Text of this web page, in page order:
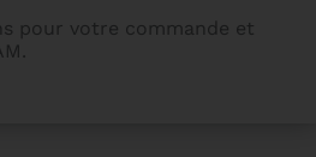
pour votre commande et
SUPREME – 2ND CHOIX